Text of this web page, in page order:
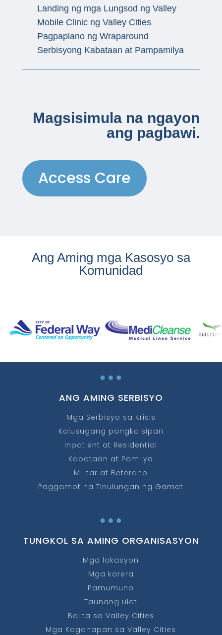
Landing ng mga Lungsod ng Valley
Mobile Clinic ng Valley Cities
Pagpaplano ng Wraparound
Serbisyong Kabataan at Pampamilya
Magsisimula na ngayon
ang pagbawi.
Access Care
Ang Aming mga Kasosyo sa
Komunidad
…
ANG AMING SERBISYO
Mga Serbisyo sa Krisis
Kalusugang pangkaisipan
Inpatient at Residential
Kabataan at Pamilya
Militar at Beterano
Paggamot na Tinulungan ng Gamot
…
TUNGKOL SA AMING ORGANISASYON
Mga lokasyon
Mga karera
Pamumuno
Taunang ulat
Balita sa Valley Cities
Mga Kaganapan sa Valley Cities